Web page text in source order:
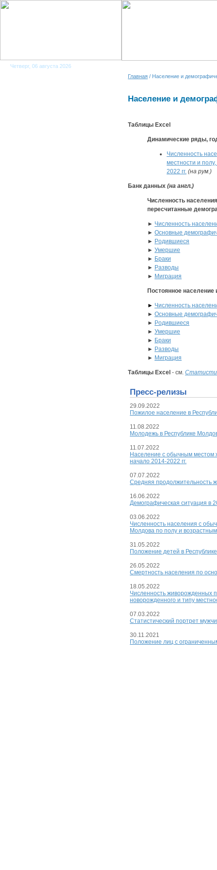
Четверг, 06 августа 2026
Главная / Население и
Население и
Tаблицы Еxcel
Динамические ряды,
Численность
местности и
2022 гг. (на рум.)
Банк данных (на англ.)
Численность
пересчитанные
► Численность
► Основные
► Pодившиеся
► Умершие
► Браки
► Разводы
► Миграция
Постоянное
► Численность
► Основные
► Pодившиеся
► Умершие
► Браки
► Разводы
► Миграция
Tаблицы Еxcel - см.
Пресс-релизы
29.09.2022
Пожилое население в
11.08.2022
Молодежь в Республике
11.07.2022
Население с обычным местом
начало 2014-2022 гг.
07.07.2022
Средняя продолжительность
16.06.2022
Демографическая ситуация в
03.06.2022
Численность населения с
Молдова по полу и
31.05.2022
Положение детей в
26.05.2022
Смертность населения по
18.05.2022
Численность живорожденных
новорожденного и типу
07.03.2022
Статистический портрет
30.11.2021
Положение лиц с